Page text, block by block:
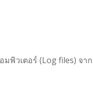
พิวเตอร์ (Log files) จาก